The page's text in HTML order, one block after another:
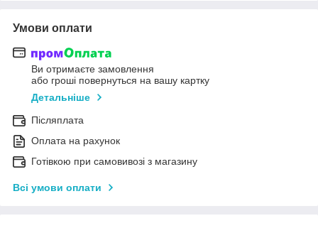
Умови оплати
Ви отримаєте замовлення
або гроші повернуться на вашу картку
Детальніше
Післяплата
Оплата на рахунок
Готівкою при самовивозі з магазину
Всі умови оплати